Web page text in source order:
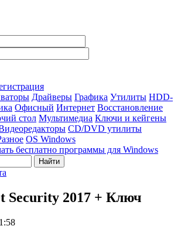
Драйверы Графика Утилиты HDD-
Офисный Интернет Восстановление
стол Мультимедиа Ключи и кейгены
CD/DVD утилиты
OS Windows
бесплатно программы для Windows
Найти
Security 2017 + Ключ